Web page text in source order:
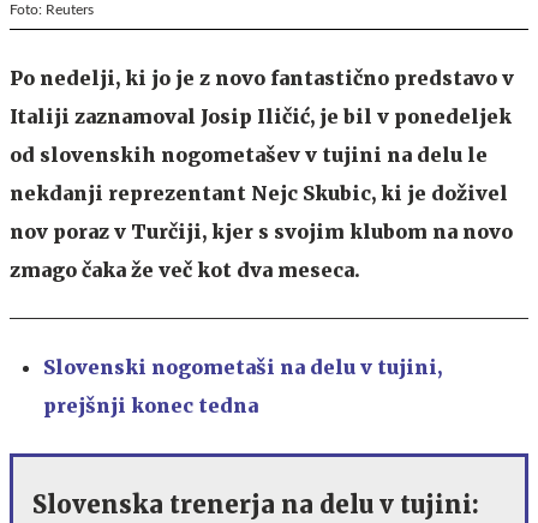
Foto: Reuters
Po nedelji, ki jo je z novo fantastično predstavo v
Italiji zaznamoval Josip Iličić, je bil v ponedeljek
od slovenskih nogometašev v tujini na delu le
nekdanji reprezentant Nejc Skubic, ki je doživel
nov poraz v Turčiji, kjer s svojim klubom na novo
zmago čaka že več kot dva meseca.
Slovenski nogometaši na delu v tujini,
prejšnji konec tedna
Slovenska trenerja na delu v tujini: